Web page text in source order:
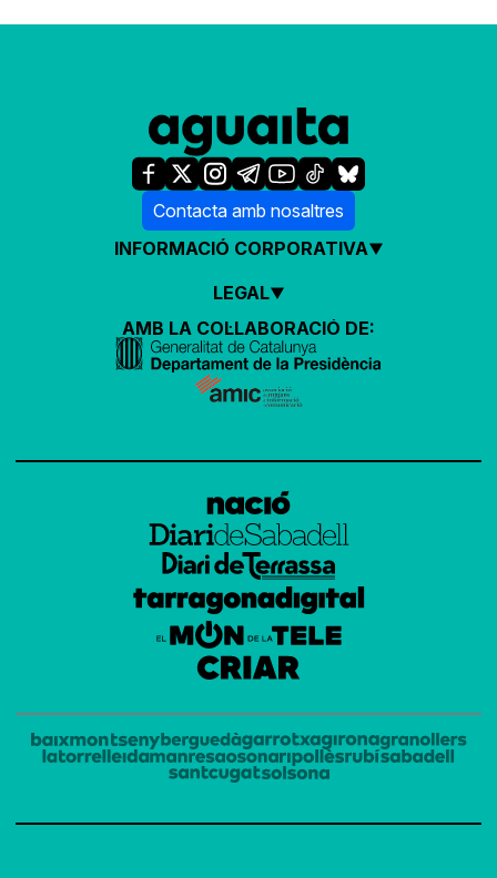
Contacta amb nosaltres
INFORMACIÓ CORPORATIVA
LEGAL
AMB LA COL·LABORACIÓ DE: